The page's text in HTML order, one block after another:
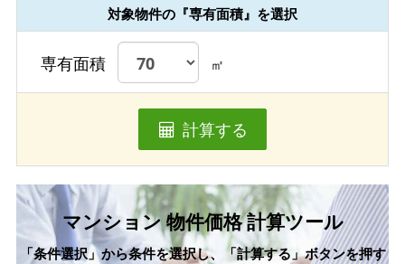
対象物件の『専有面積』を選択
専有面積 ㎡
計算する
マンション 物件価格 計算ツール
「条件選択」から条件を選択し、「計算する」ボタンを押す